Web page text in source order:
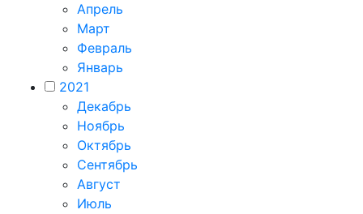
Апрель
Март
Февраль
Январь
2021
Декабрь
Ноябрь
Октябрь
Сентябрь
Август
Июль